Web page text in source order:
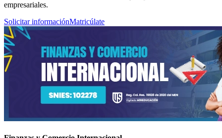
empresariales.
Solicitar informaciónMatricúlate